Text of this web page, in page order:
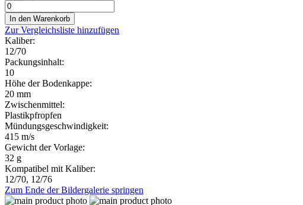
In den Warenkorb
Zur Vergleichsliste hinzufügen
Kaliber:
12/70
Packungsinhalt:
10
Höhe der Bodenkappe:
20 mm
Zwischenmittel:
Plastikpfropfen
Mündungsgeschwindigkeit:
415 m/s
Gewicht der Vorlage:
32 g
Kompatibel mit Kaliber:
12/70, 12/76
Zum Ende der Bildergalerie springen